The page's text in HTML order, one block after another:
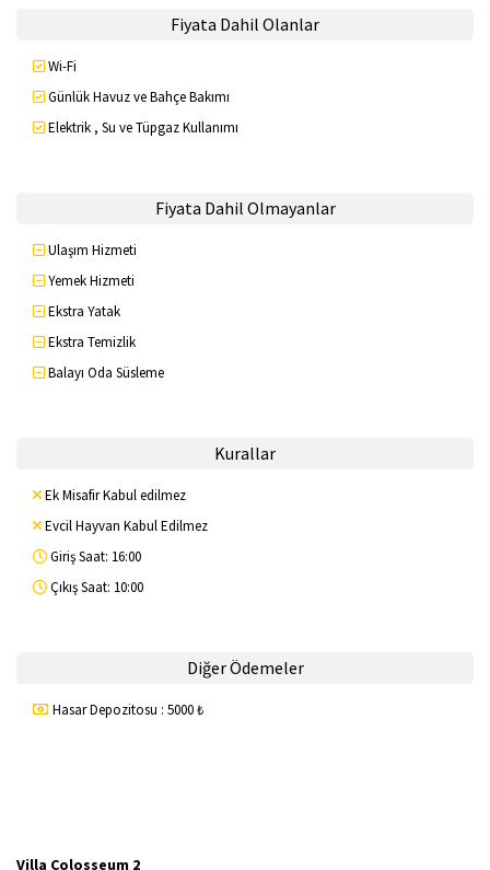
Fiyata Dahil Olanlar
Wi-Fi
Günlük Havuz ve Bahçe Bakımı
Elektrik , Su ve Tüpgaz Kullanımı
Fiyata Dahil Olmayanlar
Ulaşım Hizmeti
Yemek Hizmeti
Ekstra Yatak
Ekstra Temizlik
Balayı Oda Süsleme
Kurallar
Ek Misafir Kabul edilmez
Evcil Hayvan Kabul Edilmez
Giriş Saat: 16:00
Çıkış Saat: 10:00
Diğer Ödemeler
Hasar Depozitosu : 5000 ₺
Villa Colosseum 2